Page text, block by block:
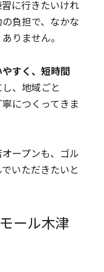
に行きたいけれ
負担で、なかな
りません。
すく、短時間
、地域ごと
につくってきま
ープンも、ゴル
いただきたいと
ール木津